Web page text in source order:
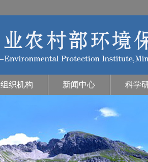
组织机构 新闻中心 科学